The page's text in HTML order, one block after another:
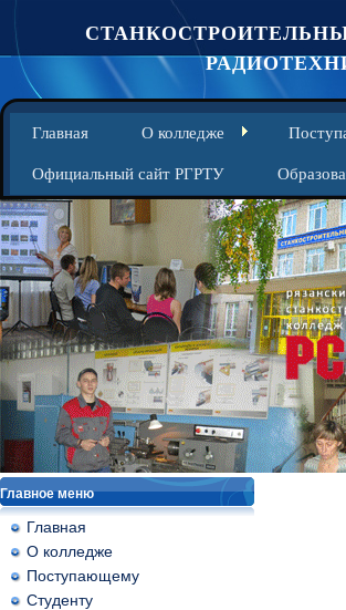
Главная О колледже
Официальный сайт РГРТУ
Главное меню
Главная
О колледже
Поступающему
Студенту